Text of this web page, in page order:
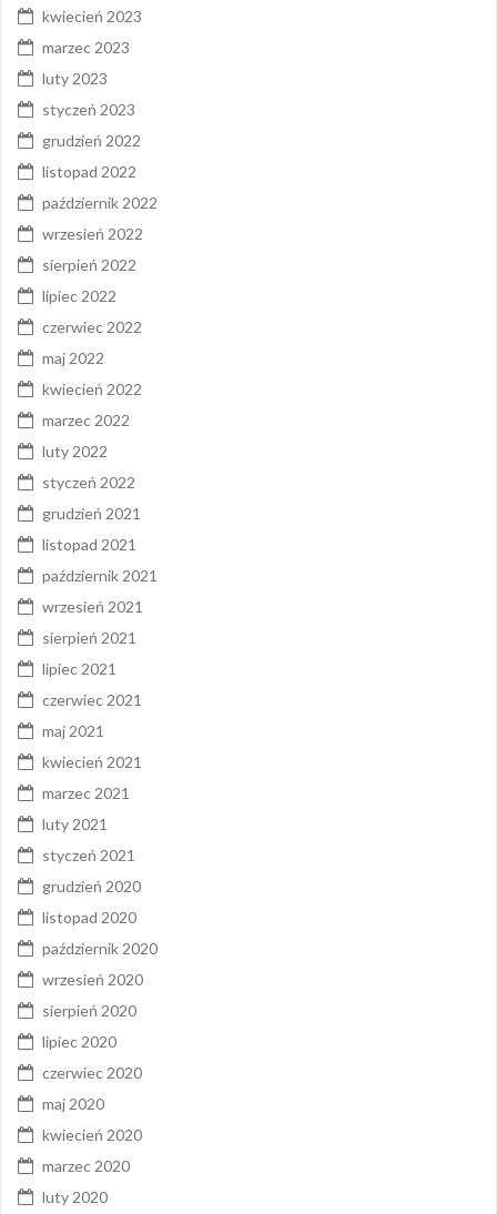
kwiecień 2023
marzec 2023
luty 2023
styczeń 2023
grudzień 2022
listopad 2022
październik 2022
wrzesień 2022
sierpień 2022
lipiec 2022
czerwiec 2022
maj 2022
kwiecień 2022
marzec 2022
luty 2022
styczeń 2022
grudzień 2021
listopad 2021
październik 2021
wrzesień 2021
sierpień 2021
lipiec 2021
czerwiec 2021
maj 2021
kwiecień 2021
marzec 2021
luty 2021
styczeń 2021
grudzień 2020
listopad 2020
październik 2020
wrzesień 2020
sierpień 2020
lipiec 2020
czerwiec 2020
maj 2020
kwiecień 2020
marzec 2020
luty 2020